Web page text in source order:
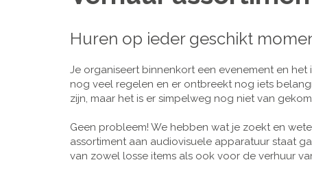
Huren op ieder geschikt
Je organiseert binnenkort een evenement en het
nog veel regelen en er ontbreekt nog iets
zijn, maar het is er simpelweg nog niet van
Geen probleem! We hebben wat je zoekt en
assortiment aan audiovisuele apparatuur staat
van zowel losse items als ook voor de verhuur